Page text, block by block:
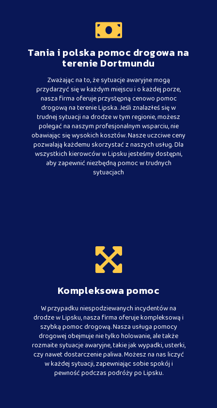
Tania i polska pomoc drogowa na
terenie Dortmundu
Zważając na to, że sytuacje awaryjne mogą
przydarzyć się w każdym miejscu i o każdej porze,
nasza firma oferuje przystępną cenowo pomoc
drogową na terenie Lipska. Jeśli znalazłeś się w
trudnej sytuacji na drodze w tym regionie, możesz
polegać na naszym profesjonalnym wsparciu, nie
obawiając się wysokich kosztów. Nasze uczciwe ceny
pozwalają każdemu skorzystać z naszych usług. Dla
wszystkich kierowców w Lipsku jesteśmy dostępni,
aby zapewnić niezbędną pomoc w trudnych
sytuacjach
Kompleksowa pomoc
W przypadku niespodziewanych incydentów na
drodze w Lipsku, nasza firma oferuje kompleksową i
szybką pomoc drogową. Nasza usługa pomocy
drogowej obejmuje nie tylko holowanie, ale także
rozmaite sytuacje awaryjne, takie jak wypadki, usterki,
czy nawet dostarczenie paliwa. Możesz na nas liczyć
w każdej sytuacji, zapewniając sobie spokój i
pewność podczas podróży po Lipsku.